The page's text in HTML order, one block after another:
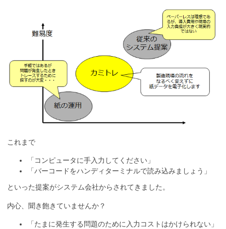
これまで
「コンピュータに手入力してください」
「バーコードをハンディターミナルで読み込みましょう」
といった提案がシステム会社からされてきました。
内心、聞き飽きていませんか？
「たまに発生する問題のために入力コストはかけられない」